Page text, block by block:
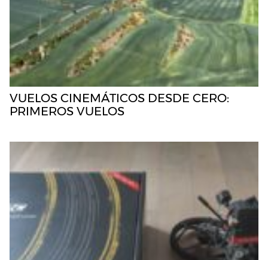
VUELOS CINEMÁTICOS DESDE CERO:
PRIMEROS VUELOS